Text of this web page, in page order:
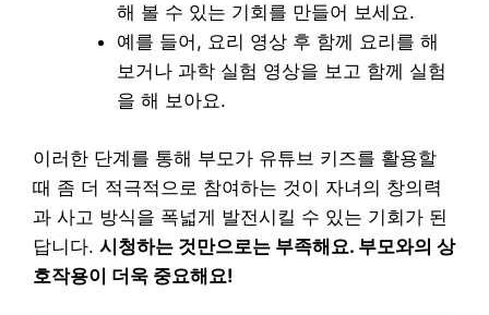
해 볼 수 있는 기회를 만들어 보세요.
예를 들어, 요리 영상 후 함께 요리를 해
보거나 과학 실험 영상을 보고 함께 실험
을 해 보아요.
이러한 단계를 통해 부모가 유튜브 키즈를 활용할
때 좀 더 적극적으로 참여하는 것이 자녀의 창의력
과 사고 방식을 폭넓게 발전시킬 수 있는 기회가 된
답니다. 시청하는 것만으로는 부족해요. 부모와의 상
호작용이 더욱 중요해요!